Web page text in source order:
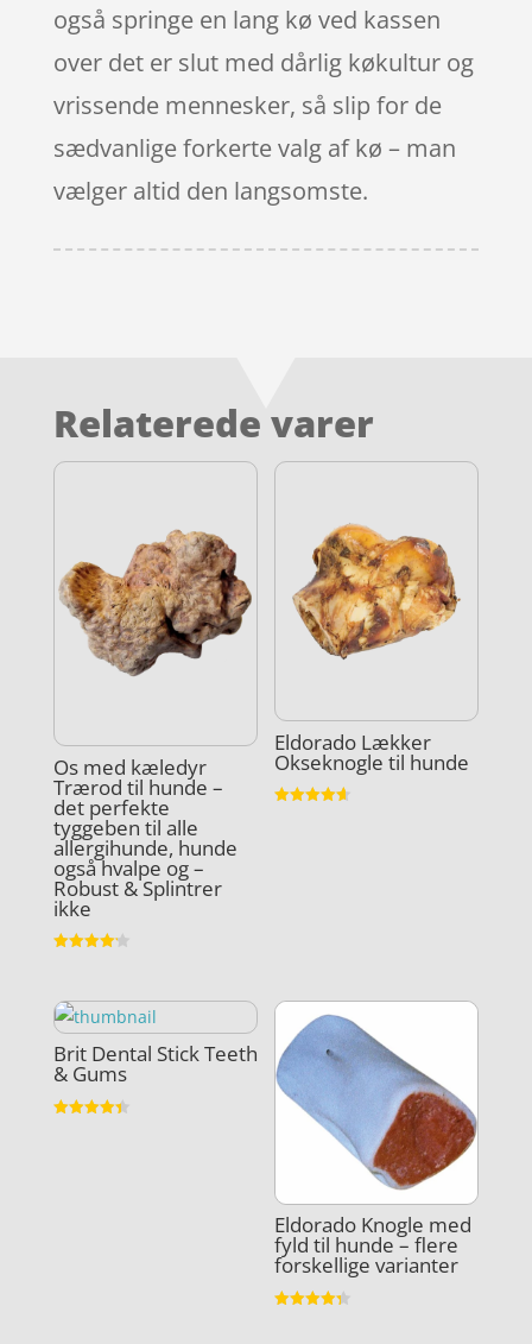
også springe en lang kø ved kassen
over det er slut med dårlig køkultur og
vrissende mennesker, så slip for de
sædvanlige forkerte valg af kø – man
vælger altid den langsomste.
Relaterede varer
Os med kæledyr
Trærod til hunde –
det perfekte
tyggeben til alle
allergihunde, hunde
også hvalpe og –
Robust & Splintrer
ikke
Eldorado Lækker
Okseknogle til hunde
Brit Dental Stick Teeth
& Gums
Eldorado Knogle med
fyld til hunde – flere
forskellige varianter